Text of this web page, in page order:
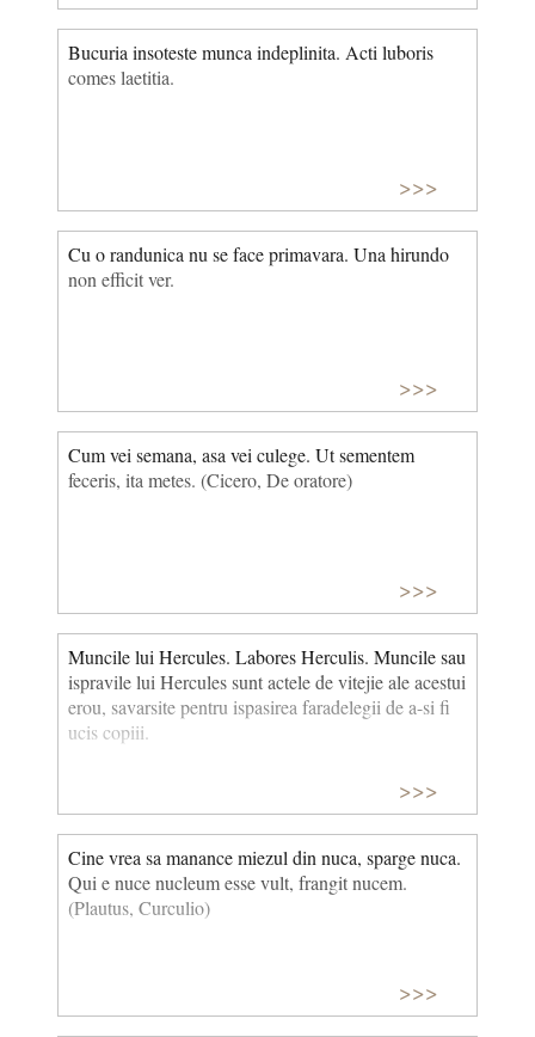
Bucuria insoteste munca indeplinita. Acti luboris
comes laetitia.
>>>
Cu o randunica nu se face primavara. Una hirundo
non efficit ver.
>>>
Cum vei semana, asa vei culege. Ut sementem
feceris, ita metes. (Cicero, De oratore)
>>>
Muncile lui Hercules. Labores Herculis. Muncile sau
ispravile lui Hercules sunt actele de vitejie ale acestui
erou, savarsite pentru ispasirea faradelegii de a-si fi
ucis copiii.
>>>
Cine vrea sa manance miezul din nuca, sparge nuca.
Qui e nuce nucleum esse vult, frangit nucem.
(Plautus, Curculio)
>>>